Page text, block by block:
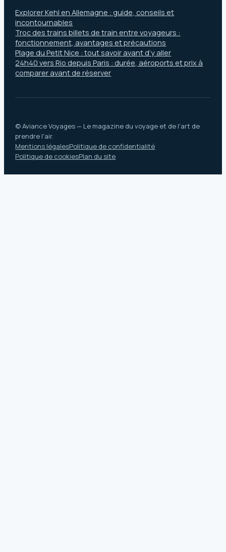
Explorer Kehl en Allemagne : guide, conseils et
incontournables
Troc des trains billets de train entre voyageurs :
fonctionnement, avantages et précautions
Plage du Petit Nice : tout savoir avant d’y aller
24h40 vers Rio depuis Paris : durée, aéroports et prix à
comparer avant de réserver
© Aviance Voyages — Le magazine du voyage et de l'art de
prendre l'air.
Mentions légalesPolitique de confidentialité
Politique de cookiesPlan du site